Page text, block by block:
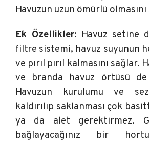
Havuzun uzun ömürlü
Ek Özellikler: Havuz setine
filtre sistemi, havuz suyunun
ve pırıl pırıl kalmasını sağlar.
ve branda havuz örtüsü
Havuzun kurulumu ve
kaldırılıp saklanması çok
ya da alet gerektirmez.
bağlayacağınız bir